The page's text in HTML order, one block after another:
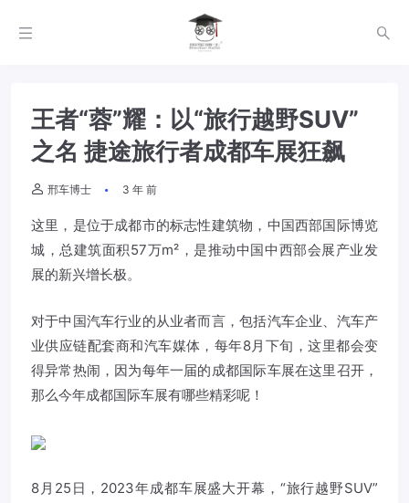
王者“蓉”耀：以“旅行越野SUV”
之名 捷途旅行者成都车展狂飙
邢车博士 3 年 前
这里，是位于成都市的标志性建筑物，中国西部国际博览
城，总建筑面积57万m²，是推动中国中西部会展产业发
展的新兴增长极。
对于中国汽车行业的从业者而言，包括汽车企业、汽车产
业供应链配套商和汽车媒体，每年8月下旬，这里都会变
得异常热闹，因为每年一届的成都国际车展在这里召开，
那么今年成都国际车展有哪些精彩呢！
8月25日，2023年成都车展盛大开幕，“旅行越野SUV”